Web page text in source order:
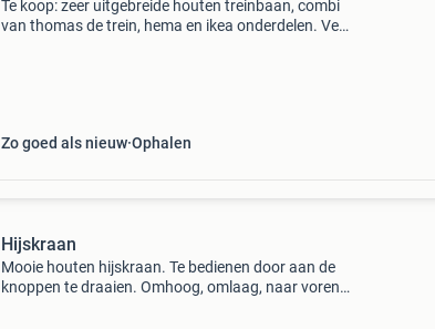
Te koop: zeer uitgebreide houten treinbaan, combi
van thomas de trein, hema en ikea onderdelen. Veel
Zo goed als nieuw Ophalen
Hijskraan
Mooie houten hijskraan. Te bedienen door aan de
knoppen te draaien. Omhoog, omlaag, naar voren